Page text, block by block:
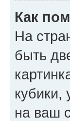
Как
На
быть
на ваш